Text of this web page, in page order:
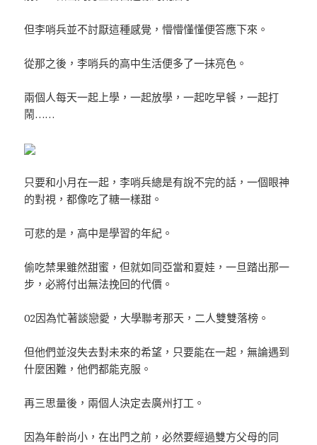
但李哨兵並不討厭這種感覺，懵懵懂懂便答應下來。
從那之後，李哨兵的高中生活便多了一抹亮色。
兩個人每天一起上學，一起放學，一起吃早餐，一起打
鬧……
只要和小月在一起，李哨兵總是有說不完的話，一個眼神
的對視，都像吃了糖一樣甜。
可悲的是，高中是學習的年紀。
偷吃禁果雖然甜蜜，但就如同亞當和夏娃，一旦踏出那一
步，必將付出無法挽回的代價。
02因為忙著談戀愛，大學聯考那天，二人雙雙落榜。
但他們並沒失去對未來的希望，只要能在一起，無論遇到
什麼困難，他們都能克服。
再三思量後，兩個人決定去廣州打工。
因為年齡尚小，在出門之前，必然要經過雙方父母的同